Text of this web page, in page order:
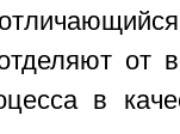
от
в